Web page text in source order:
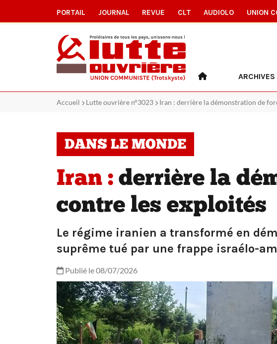
PORTAIL JOURNAL REVUE CLT AUDIOLO UNION
ARCHIVES
Accueil Lutte ouvrière n°3023 Iran : derrière la démonstration de
DANS LE MONDE
Iran : derrière la
contre les exploités
Le régime iranien a transformé en
suprême tué par une frappe israélo-
Publié le 08/07/2026